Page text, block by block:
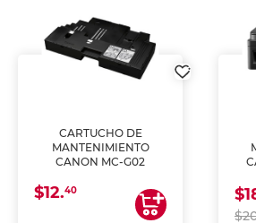
CARTUCHO DE
MANTENIMIENTO
CANON MC-G02
$12.40